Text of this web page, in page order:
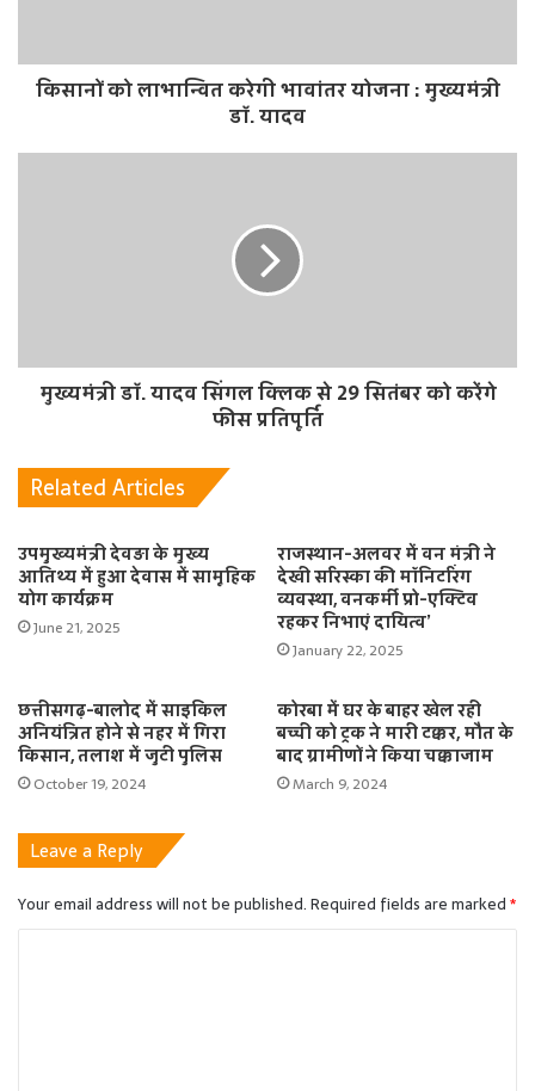
किसानों को लाभान्वित करेगी भावांतर योजना : मुख्यमंत्री
डॉ. यादव
मुख्यमंत्री डॉ. यादव सिंगल क्लिक से 29 सितंबर को करेंगे
फीस प्रतिपूर्ति
Related Articles
उपमुख्यमंत्री देवड़ा के मुख्य
आतिथ्य में हुआ देवास में सामूहिक
योग कार्यक्रम
June 21, 2025
राजस्थान-अलवर में वन मंत्री ने
देखी सरिस्का की मॉनिटरिंग
व्यवस्था, वनकर्मी प्रो-एक्टिव
रहकर निभाएं दायित्व’
January 22, 2025
छत्तीसगढ़-बालोद में साइकिल
अनियंत्रित होने से नहर में गिरा
किसान, तलाश में जुटी पुलिस
October 19, 2024
कोरबा में घर के बाहर खेल रही
बच्ची को ट्रक ने मारी टक्कर, मौत के
बाद ग्रामीणों ने किया चक्काजाम
March 9, 2024
Leave a Reply
Your email address will not be published.Required fields are marked*